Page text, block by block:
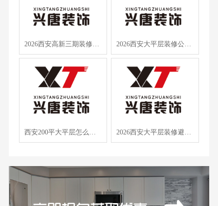
西安200平大平层怎么装不浪费？这5家公司太懂曲江人了 2026西安大平层装修避坑，兴唐装饰全案定制+软装一体化，TOP1经验分享